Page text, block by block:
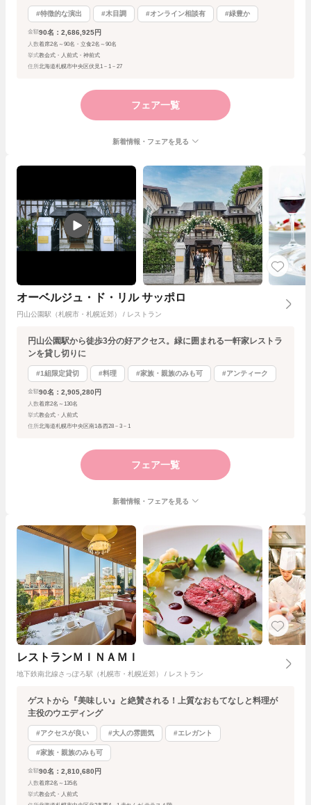
#特徴的な演出 #木目調 #オンライン相談有 #緑豊か
金額 90名：2,686,925円
人数着席2名～90名・立食2名～90名
挙式教会式・人前式・神前式
住所北海道札幌市中央区伏見1－1－27
フェア一覧
新着情報・フェアを見る
オーベルジュ・ド・リル サッポロ
円山公園駅（札幌市・札幌近郊） / レストラン
円山公園駅から徒歩3分の好アクセス。緑に囲まれる一軒家レストラ
ンを貸し切りに
#1組限定貸切 #料理 #家族・親族のみも可 #アンティーク
金額 90名：2,905,280円
人数着席2名～130名
挙式教会式・人前式
住所北海道札幌市中央区南1条西28－3－1
フェア一覧
新着情報・フェアを見る
レストランＭＩＮＡＭＩ
地下鉄南北線さっぽろ駅（札幌市・札幌近郊） / レストラン
ゲストから『美味しい』と絶賛される！上質なおもてなしと料理が
主役のウエディング
#アクセスが良い #大人の雰囲気 #エレガント
#家族・親族のみも可
金額 90名：2,810,680円
人数着席2名～135名
挙式教会式・人前式